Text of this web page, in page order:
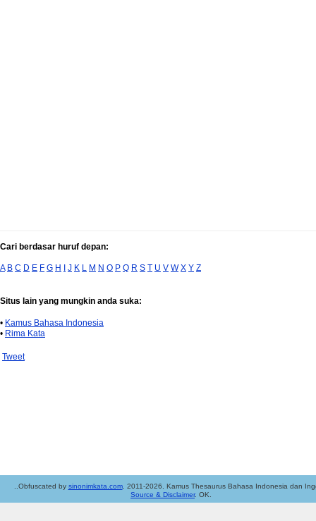
Cari berdasar huruf depan:
A B C D E F G H I J K L M N O P Q R S T U V W X Y Z
Situs lain yang mungkin anda suka:
• Kamus Bahasa Indonesia
• Rima Kata
Tweet
..Obfuscated by sinonimkata.com. 2011-2026. Kamus Thesaurus Bahasa Indonesia dan
Source & Disclaimer. OK.